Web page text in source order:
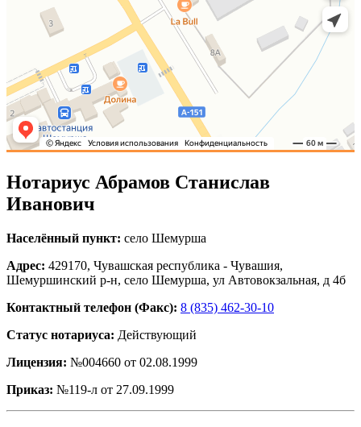
Нотариус Абрамов Станислав
Иванович
Населённый пункт: село Шемурша
Адрес: 429170, Чувашская республика - Чувашия,
Шемуршинский р-н, село Шемурша, ул Автовокзальная, д 4б
Контактный телефон (Факс): 8 (835) 462-30-10
Статус нотариуса: Действующий
Лицензия: №004660 от 02.08.1999
Приказ: №119-л от 27.09.1999